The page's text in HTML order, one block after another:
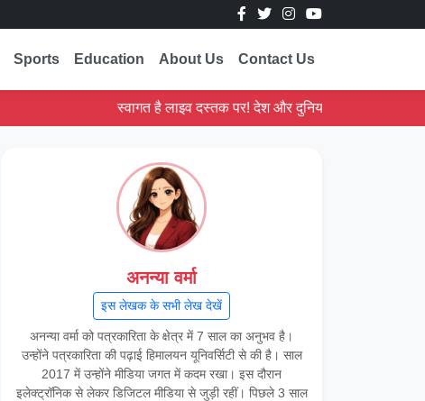
Sports Education About Us Contact Us
स्वागत है लाइव दस्तक पर! देश और दुनिया की ताज़ा ख़बरें पढ़ें।
अनन्या वर्मा
इस लेखक के सभी लेख देखें
अनन्या वर्मा को पत्रकारिता के क्षेत्र में 7 साल का अनुभव है।
उन्होंने पत्रकारिता की पढ़ाई हिमालयन यूनिवर्सिटी से की है। साल
2017 में उन्होंने मीडिया जगत में कदम रखा। इस दौरान
इलेक्ट्रॉनिक से लेकर डिजिटल मीडिया से जुड़ी रहीं। पिछले 3 साल